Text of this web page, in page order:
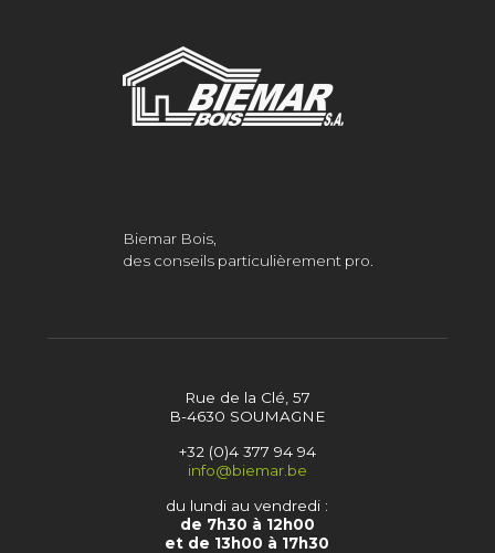
Biemar Bois,
des conseils particulièrement pro.
Rue de la Clé, 57
B-4630 SOUMAGNE
+32 (0)4 377 94 94
info@biemar.be
du lundi au vendredi :
de 7h30 à 12h00
et de 13h00 à 17h30